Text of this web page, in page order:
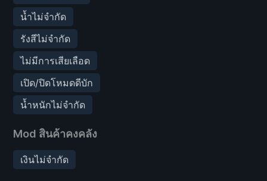
น้ำไม่จำกัด
รังสีไม่จำกัด
ไม่มีการเสียเลือด
เปิด/ปิดโหมดดีบัก
น้ำหนักไม่จำกัด
Mod สินค้าคงคลัง
เงินไม่จำกัด